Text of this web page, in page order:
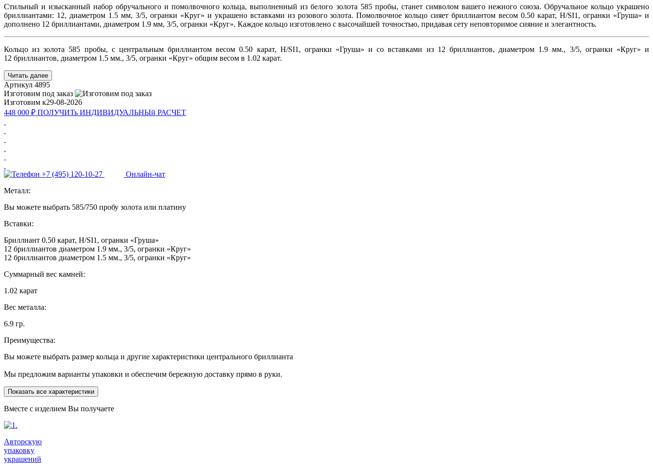
Стильный и изысканный набор обручального и помолвочного кольца, выполненный из белого золота 585 пробы, станет символом вашего нежного союза. Обручальное кольцо украшено
бриллиантами: 12, диаметром 1.5 мм, 3/5, огранки «Круг» и украшено вставками из розового золота. Помолвочное кольцо сияет бриллиантом весом 0.50 карат, H/SI1, огранки «Груша» и
дополнено 12 бриллиантами, диаметром 1.9 мм, 3/5, огранки «Круг». Каждое кольцо изготовлено с высочайшей точностью, придавая сету неповторимое сияние и элегантность.
Кольцо из золота 585 пробы, с центральным бриллиантом весом 0.50 карат, H/SI1, огранки «Груша» и со вставками из 12 бриллиантов, диаметром 1.9 мм., 3/5, огранки «Круг» и
12 бриллиантов, диаметром 1.5 мм., 3/5, огранки «Круг» общим весом в 1.02 карат.
Читать далее
Артикул 4895
Изготовим под заказ
Изготовим к29-08-2026
448 000 ₽ ПОЛУЧИТь ИНДИВИДУАЛЬНЫй РАСЧЕТ
+7 (495) 120-10-27
Онлайн-чат
Металл:
Вы можете выбрать 585/750 пробу золота или платину
Вставки:
Бриллиант 0.50 карат, H/SI1, огранки «Груша»
12 бриллиантов диаметром 1.9 мм., 3/5, огранки «Круг»
12 бриллиантов диаметром 1.5 мм., 3/5, огранки «Круг»
Суммарный вес камней:
1.02 карат
Вес металла:
6.9 гр.
Преимущества:
Вы можете выбрать размер кольца и другие характеристики центрального бриллианта
Мы предложим варианты упаковки и обеспечим бережную доставку прямо в руки.
Показать все характеристики
Вместе с изделием Вы получаете
Авторскую
упаковку
украшений